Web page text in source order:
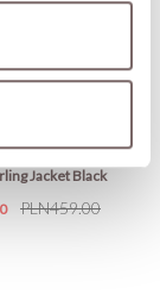
Jacket Black
Regular
PLN459.00